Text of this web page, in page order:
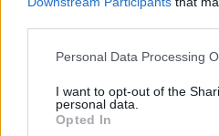
Personal Data Processing
I want to opt-out of the
personal data.
Opted In
άνω των 60 – Οι οδηγίες για